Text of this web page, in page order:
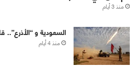
منذ 3 أيام
‏⁧‫السعودية‬⁩ و
منذ 4 أيام